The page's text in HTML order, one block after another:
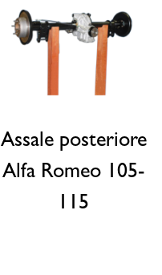
Assale posteriore
Alfa Romeo 105-
115